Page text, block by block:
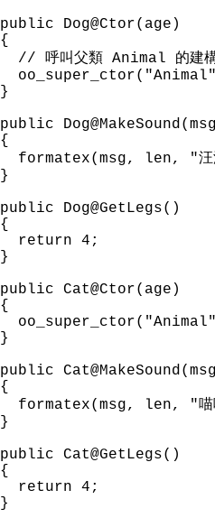
public Dog@Ctor(age)
{
// 呼叫父類 Animal 的建
}
public
{
formatex(msg, len, "汪
}
public Dog@GetLegs()
{
return 4;
}
public Cat@Ctor(age)
{
}
public
{
formatex(msg, len, "喵
}
public Cat@GetLegs()
{
return 4;
}